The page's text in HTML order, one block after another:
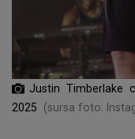
Justin Timberlake
2025
(sursa foto: